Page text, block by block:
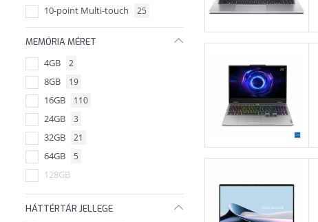
18.0" 5
14.2"
10-point Multi-touch 25
MEMÓRIA MÉRET
4GB 2
8GB 19
16GB 110
24GB 3
32GB 21
64GB 5
128GB
48GB
192GB
HÁTTÉRTÁR JELLEGE